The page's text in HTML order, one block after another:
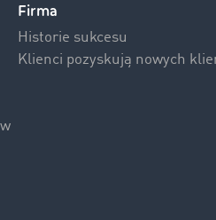
Firma
Historie sukcesu
Klienci pozyskują nowych